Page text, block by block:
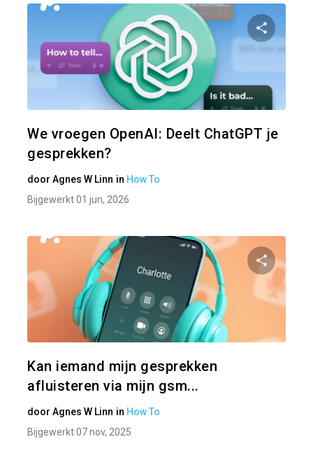
We vroegen OpenAI: Deelt ChatGPT je
gesprekken?
door Agnes W Linn in How To
Bijgewerkt 01 jun, 2026
Kan iemand mijn gesprekken
afluisteren via mijn gsm...
door Agnes W Linn in How To
Bijgewerkt 07 nov, 2025